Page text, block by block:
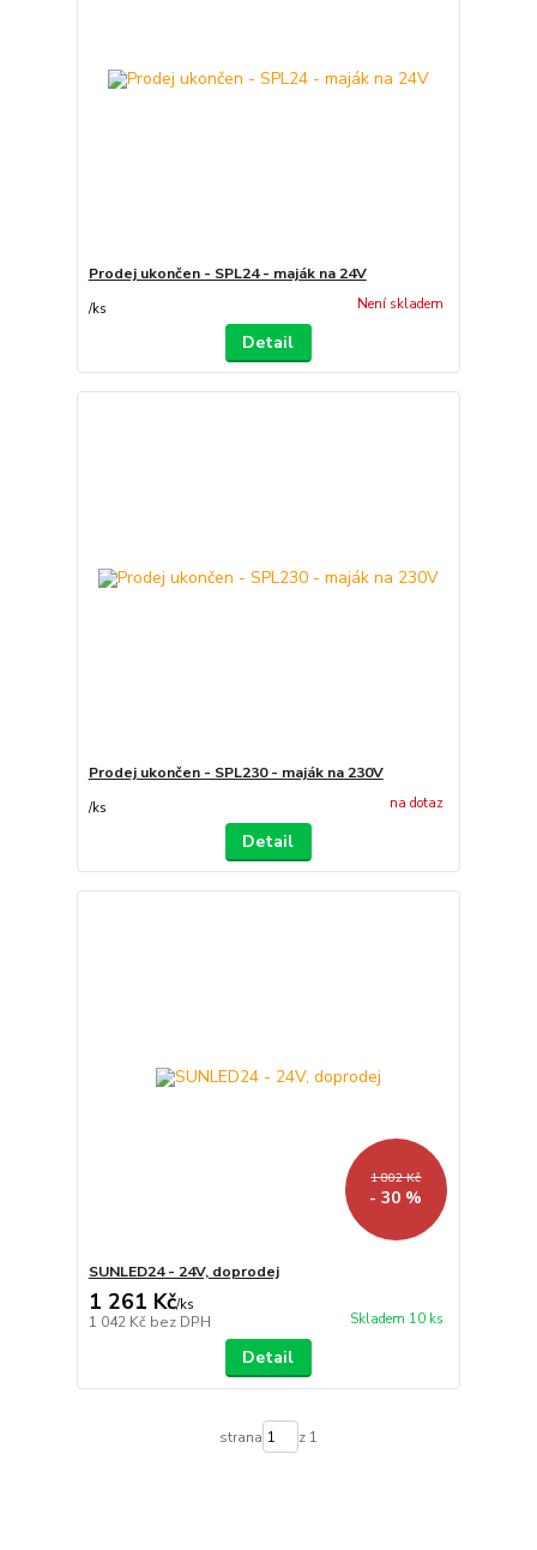
Prodej ukončen - SPL24 - maják na 24V
/ks Není skladem
Detail
Prodej ukončen - SPL230 - maják na 230V
/ks na dotaz
Detail
1 802 Kč
- 30 %
SUNLED24 - 24V, doprodej
1 261 Kč/ks
1 042 Kč bez DPH Skladem 10 ks
Detail
strana z 1